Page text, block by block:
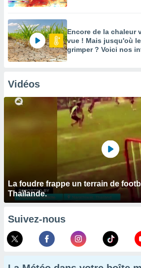
Encore de la chaleur
vue ! Mais jusqu'où
grimper ? Voici nos
Vidéos
La foudre frappe un terrain de
Thaïlande.
Suivez-nous